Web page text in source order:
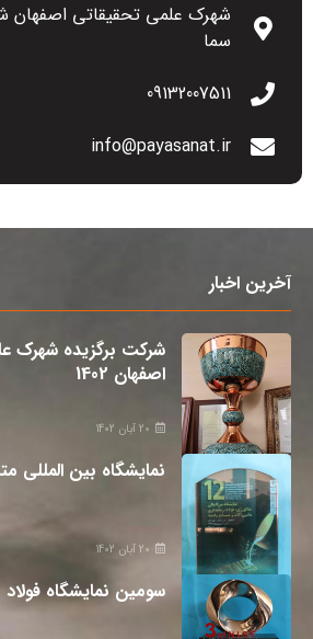
شهرک علمی تحقیقاتی اصفهان
سما
09132007511
info@payasanat.ir
آخرین اخبار
شرکت برگزیده شهرک
اصفهان 1402
20 آبان 1402
نمایشگاه بین المللی
20 آبان 1402
سومین نمایشگاه فولاد 1400